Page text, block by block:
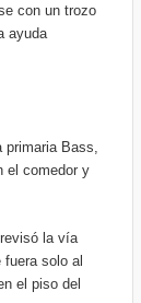
con un trozo
ayuda
Bass,
el comedor y
la vía
fuera solo al
el piso del